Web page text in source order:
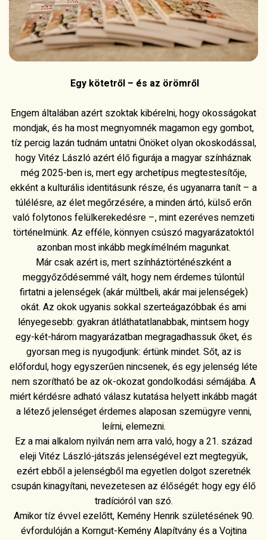
Egy kötetről – és az örömről
Engem általában azért szoktak kibérelni, hogy okosságokat
mondjak, és ha most megnyomnék magamon egy gombot,
tíz percig lazán tudnám untatni Önöket olyan okoskodással,
hogy Vitéz László azért élő figurája a magyar színháznak
még 2025-ben is, mert egy archetípus megtestesítője,
ekként a kulturális identitásunk része, és ugyanarra tanít – a
túlélésre, az élet megőrzésére, a minden ártó, külső erőn
való folytonos felülkerekedésre –, mint ezeréves nemzeti
történelmünk. Az efféle, könnyen csúszó magyarázatoktól
azonban most inkább megkímélném magunkat.
Már csak azért is, mert színháztörténészként a
meggyőződésemmé vált, hogy nem érdemes túlontúl
firtatni a jelenségek (akár múltbeli, akár mai jelenségek)
okát. Az okok ugyanis sokkal szerteágazóbbak és ami
lényegesebb: gyakran átláthatatlanabbak, mintsem hogy
egy-két-három magyarázatban megragadhassuk őket, és
gyorsan meg is nyugodjunk: értünk mindet. Sőt, az is
előfordul, hogy egyszerűen nincsenek, és egy jelenség léte
nem szorítható be az ok-okozat gondolkodási sémájába. A
miért kérdésre adható válasz kutatása helyett inkább magát
a létező jelenséget érdemes alaposan szemügyre venni,
leírni, elemezni.
Ez a mai alkalom nyilván nem arra való, hogy a 21. század
eleji Vitéz László-játszás jelenségével ezt megtegyük,
ezért ebből a jelenségből ma egyetlen dolgot szeretnék
csupán kinagyítani, nevezetesen az élőségét: hogy egy élő
tradícióról van szó.
Amikor tíz évvel ezelőtt, Kemény Henrik születésének 90.
évfordulóján a Korngut-Kemény Alapítvány és a Vojtina